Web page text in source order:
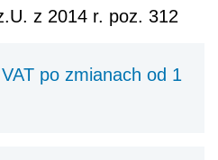
z 2014 r. poz. 312
po zmianach od 1